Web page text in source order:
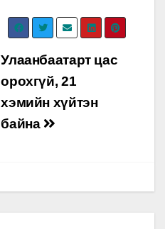
Улаанбаатарт цас
орохгүй, 21
хэмийн хүйтэн
байна